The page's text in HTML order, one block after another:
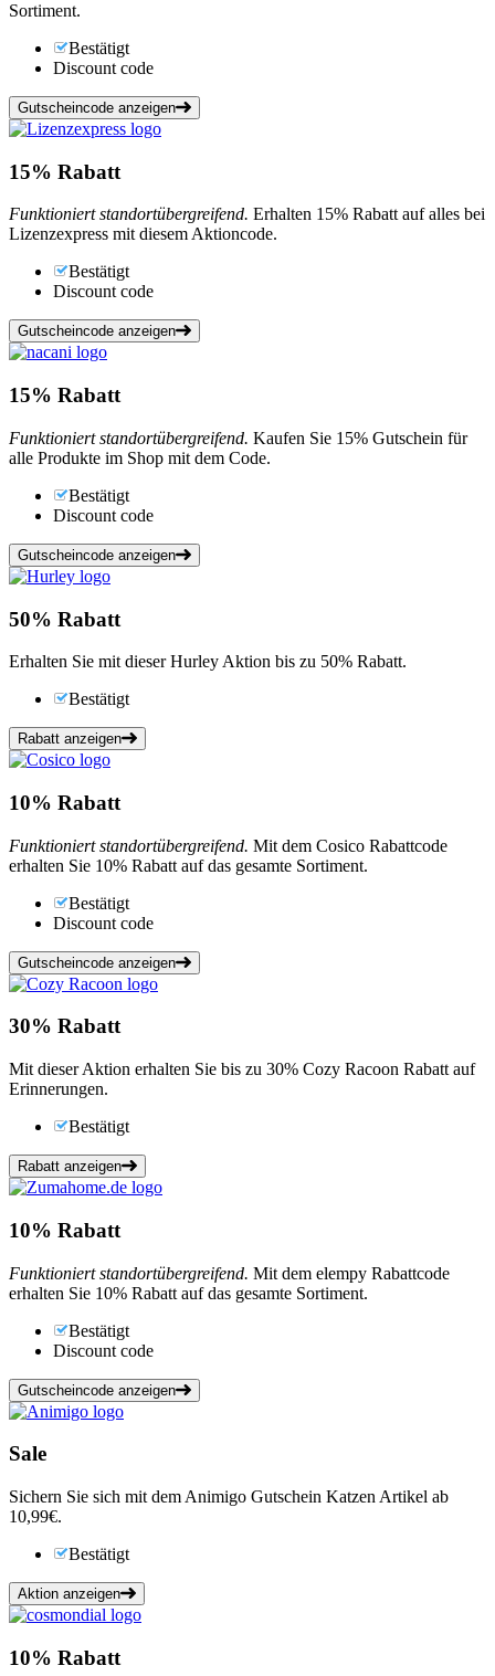
Sortiment.
Bestätigt
Discount code
Gutscheincode anzeigen
15% Rabatt
Funktioniert standortübergreifend. Erhalten 15% Rabatt auf alles bei
Lizenzexpress mit diesem Aktioncode.
Bestätigt
Discount code
Gutscheincode anzeigen
15% Rabatt
Funktioniert standortübergreifend. Kaufen Sie 15% Gutschein für
alle Produkte im Shop mit dem Code.
Bestätigt
Discount code
Gutscheincode anzeigen
50% Rabatt
Erhalten Sie mit dieser Hurley Aktion bis zu 50% Rabatt.
Bestätigt
Rabatt anzeigen
10% Rabatt
Funktioniert standortübergreifend. Mit dem Cosico Rabattcode
erhalten Sie 10% Rabatt auf das gesamte Sortiment.
Bestätigt
Discount code
Gutscheincode anzeigen
30% Rabatt
Mit dieser Aktion erhalten Sie bis zu 30% Cozy Racoon Rabatt auf
Erinnerungen.
Bestätigt
Rabatt anzeigen
10% Rabatt
Funktioniert standortübergreifend. Mit dem elempy Rabattcode
erhalten Sie 10% Rabatt auf das gesamte Sortiment.
Bestätigt
Discount code
Gutscheincode anzeigen
Sale
Sichern Sie sich mit dem Animigo Gutschein Katzen Artikel ab
10,99€.
Bestätigt
Aktion anzeigen
10% Rabatt